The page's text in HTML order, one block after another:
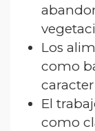
Los
como
El
como